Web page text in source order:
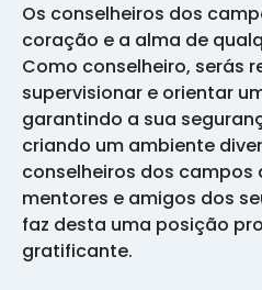
Os conselheiros dos
coração e a alma de
Como conselheiro, serás
supervisionar e orientar
garantindo a sua
criando um ambiente
conselheiros dos campos
mentores e amigos dos
faz desta uma posição
gratificante.